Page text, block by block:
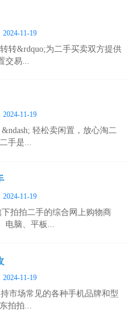
2024-11-19
转&rdquo;为二手买卖双方提供
交易...
2024-11-19
轻松卖闲置，放心淘二
手是...
2024-11-19
下拍拍二手的综合网上购物商
电脑、平板...
2024-11-19
市场常见的各种手机品牌和型
拍拍...